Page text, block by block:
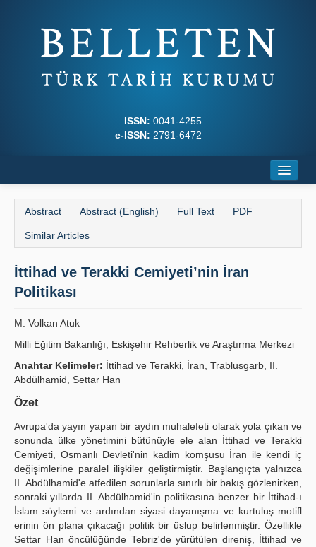
ISSN: 0041-4255
e-ISSN: 2791-6472
Journal Boards
Writing Rules
Guidelines
Abstract Abstract (English) Full Text PDF
Similar Articles
İttihad ve Terakki Cemiyeti’nin İran
Politikası
M. Volkan Atuk
Milli Eğitim Bakanlığı, Eskişehir Rehberlik ve Araştırma Merkezi
Anahtar Kelimeler: İttihad ve Terakki, İran, Trablusgarb, II.
Abdülhamid, Settar Han
Özet
Avrupa'da yayın yapan bir aydın muhalefeti olarak yola çıkan ve
sonunda ülke yönetimini bütünüyle ele alan İttihad ve Terakki
Cemiyeti, Osmanlı Devleti'nin kadim komşusu İran ile kendi iç
değişimlerine paralel ilişkiler geliştirmiştir. Başlangıçta yalnızca
II. Abdülhamid'e atfedilen sorunlarla sınırlı bir bakış gözlenirken,
sonraki yıllarda II. Abdülhamid'in politikasına benzer bir İttihad-ı
İslam söylemi ve ardından siyasi dayanışma ve kurtuluş motifl
erinin ön plana çıkacağı politik bir üslup belirlenmiştir. Özellikle
Settar Han öncülüğünde Tebriz'de yürütülen direniş, İttihad ve